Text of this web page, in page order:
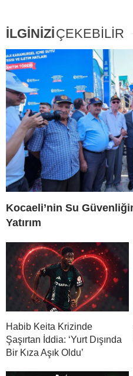
İLGİNİZİÇEKEBİLİR
Kocaeli’nin Su
Yatırım
Habib Keita Krizinde
Şaşırtan İddia: ‘Yurt Dışında
Bir Kıza Aşık Oldu’